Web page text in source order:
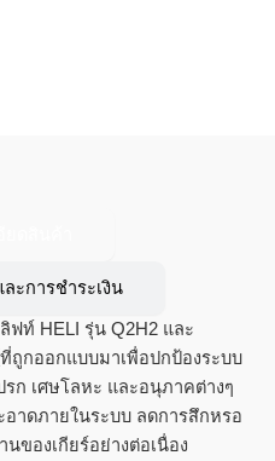
ะการชำระเงิน
ฟท์ HELI รุ่น Q2H2 และ
ที่ถูกออกแบบมาเพื่อปกป้องระบบ
รก เศษโลหะ และอนุภาคต่างๆ
าดภายในระบบ ลดการสึกหรอ
ของเกียร์อย่างต่อเนื่อง